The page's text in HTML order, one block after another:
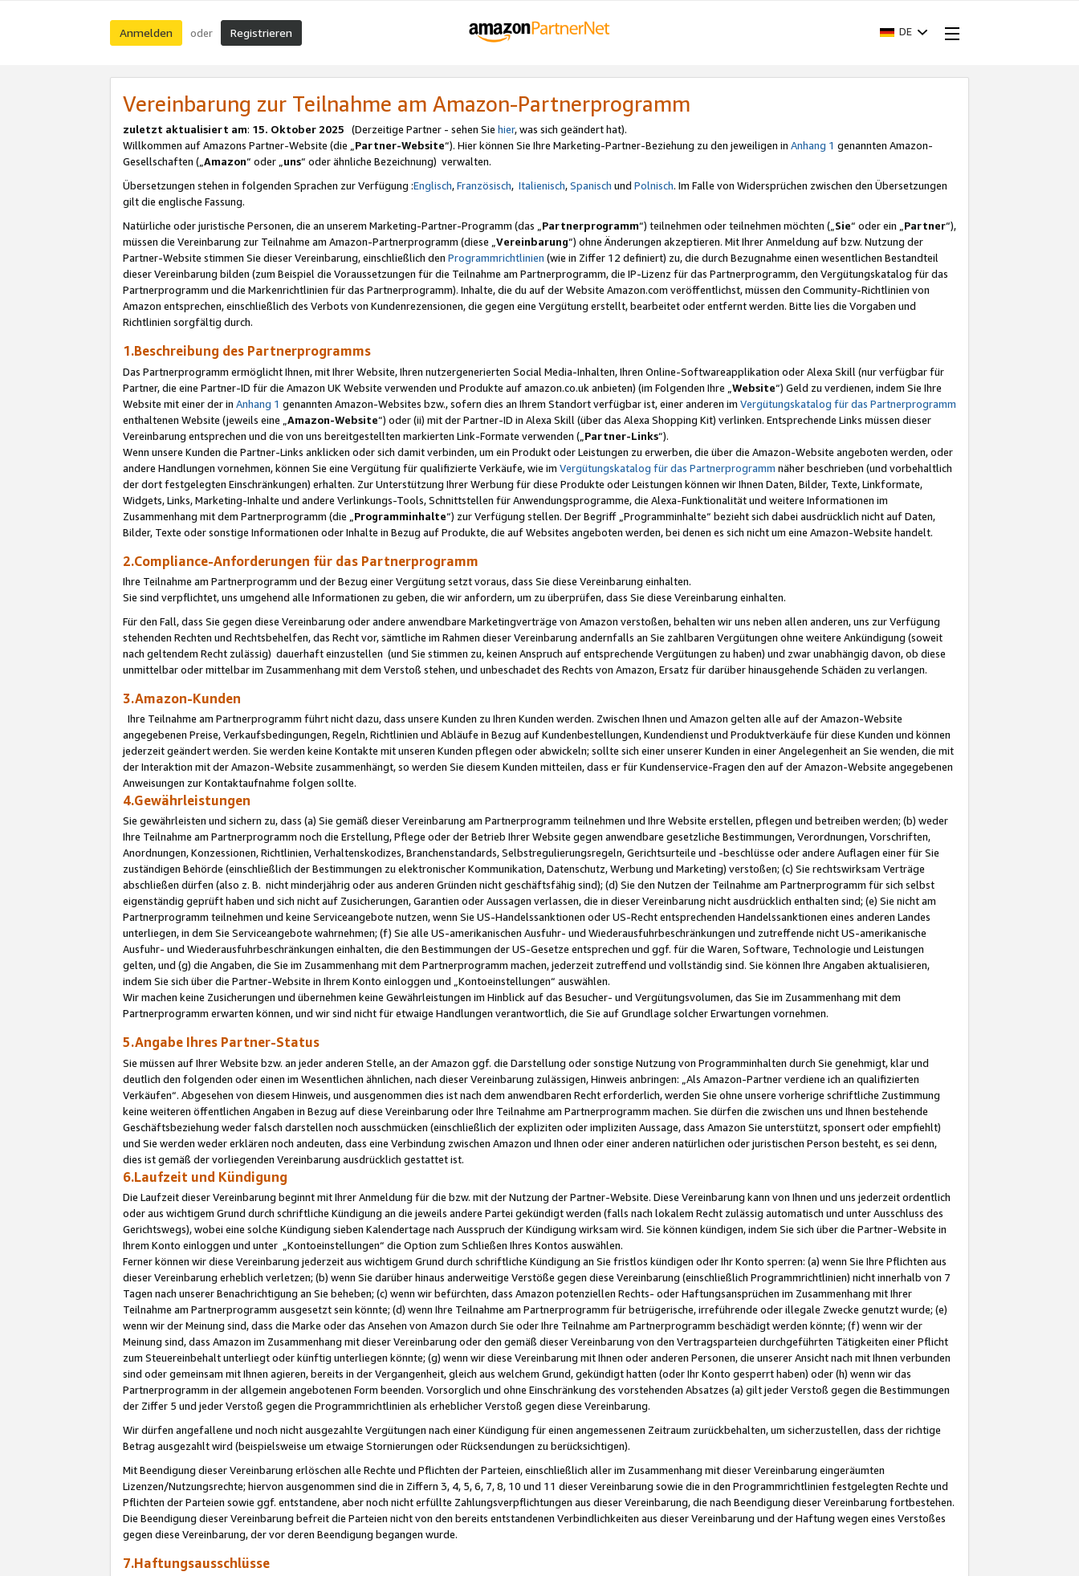
Anmelden oder Registrieren DE
Vereinbarung zur Teilnahme am Amazon-Partnerprogramm
zuletzt aktualisiert am: 15. Oktober 2025 (Derzeitige Partner - sehen Sie hier, was sich geändert hat).
Willkommen auf Amazons Partner-Website (die „Partner-Website“). Hier können Sie Ihre Marketing-Partner-Beziehung zu den jeweiligen in Anhang 1 genannten Amazon-
Gesellschaften („Amazon“ oder „uns“ oder ähnliche Bezeichnung) verwalten.
Übersetzungen stehen in folgenden Sprachen zur Verfügung :Englisch,Französisch, Italienisch,Spanisch und Polnisch. Im Falle von Widersprüchen zwischen den Übersetzungen
gilt die englische Fassung.
Natürliche oder juristische Personen, die an unserem Marketing-Partner-Programm (das „Partnerprogramm“) teilnehmen oder teilnehmen möchten („Sie“ oder ein „Partner“),
müssen die Vereinbarung zur Teilnahme am Amazon-Partnerprogramm (diese „Vereinbarung“) ohne Änderungen akzeptieren. Mit Ihrer Anmeldung auf bzw. Nutzung der
Partner-Website stimmen Sie dieser Vereinbarung, einschließlich den Programmrichtlinien (wie in Ziffer 12 definiert) zu, die durch Bezugnahme einen wesentlichen Bestandteil
dieser Vereinbarung bilden (zum Beispiel die Voraussetzungen für die Teilnahme am Partnerprogramm, die IP-Lizenz für das Partnerprogramm, den Vergütungskatalog für das
Partnerprogramm und die Markenrichtlinien für das Partnerprogramm). Inhalte, die du auf der Website Amazon.com veröffentlichst, müssen den Community-Richtlinien von
Amazon entsprechen, einschließlich des Verbots von Kundenrezensionen, die gegen eine Vergütung erstellt, bearbeitet oder entfernt werden. Bitte lies die Vorgaben und
Richtlinien sorgfältig durch.
1.Beschreibung des Partnerprogramms
Das Partnerprogramm ermöglicht Ihnen, mit Ihrer Website, Ihren nutzergenerierten Social Media-Inhalten, Ihren Online-Softwareapplikation oder Alexa Skill (nur verfügbar für
Partner, die eine Partner-ID für die Amazon UK Website verwenden und Produkte auf amazon.co.uk anbieten) (im Folgenden Ihre „ Website“) Geld zu verdienen, indem Sie Ihre
Website mit einer der in Anhang 1 genannten Amazon-Websites bzw., sofern dies an Ihrem Standort verfügbar ist, einer anderen im Vergütungskatalog für das Partnerprogramm
enthaltenen Website (jeweils eine „ Amazon-Website“) oder (ii) mit der Partner-ID in Alexa Skill (über das Alexa Shopping Kit) verlinken. Entsprechende Links müssen dieser
Vereinbarung entsprechen und die von uns bereitgestellten markierten Link-Formate verwenden („ Partner-Links“).
Wenn unsere Kunden die Partner-Links anklicken oder sich damit verbinden, um ein Produkt oder Leistungen zu erwerben, die über die Amazon-Website angeboten werden, oder
andere Handlungen vornehmen, können Sie eine Vergütung für qualifizierte Verkäufe, wie im Vergütungskatalog für das Partnerprogramm näher beschrieben (und vorbehaltlich
der dort festgelegten Einschränkungen) erhalten. Zur Unterstützung Ihrer Werbung für diese Produkte oder Leistungen können wir Ihnen Daten, Bilder, Texte, Linkformate,
Widgets, Links, Marketing-Inhalte und andere Verlinkungs-Tools, Schnittstellen für Anwendungsprogramme, die Alexa-Funktionalität und weitere Informationen im
Zusammenhang mit dem Partnerprogramm (die „ Programminhalte“) zur Verfügung stellen. Der Begriff „Programminhalte“ bezieht sich dabei ausdrücklich nicht auf Daten,
Bilder, Texte oder sonstige Informationen oder Inhalte in Bezug auf Produkte, die auf Websites angeboten werden, bei denen es sich nicht um eine Amazon-Website handelt.
2.Compliance-Anforderungen für das Partnerprogramm
Ihre Teilnahme am Partnerprogramm und der Bezug einer Vergütung setzt voraus, dass Sie diese Vereinbarung einhalten.
Sie sind verpflichtet, uns umgehend alle Informationen zu geben, die wir anfordern, um zu überprüfen, dass Sie diese Vereinbarung einhalten.
Für den Fall, dass Sie gegen diese Vereinbarung oder andere anwendbare Marketingverträge von Amazon verstoßen, behalten wir uns neben allen anderen, uns zur Verfügung
stehenden Rechten und Rechtsbehelfen, das Recht vor, sämtliche im Rahmen dieser Vereinbarung andernfalls an Sie zahlbaren Vergütungen ohne weitere Ankündigung (soweit
nach geltendem Recht zulässig) dauerhaft einzustellen (und Sie stimmen zu, keinen Anspruch auf entsprechende Vergütungen zu haben) und zwar unabhängig davon, ob diese
unmittelbar oder mittelbar im Zusammenhang mit dem Verstoß stehen, und unbeschadet des Rechts von Amazon, Ersatz für darüber hinausgehende Schäden zu verlangen.
3.Amazon-Kunden
Ihre Teilnahme am Partnerprogramm führt nicht dazu, dass unsere Kunden zu Ihren Kunden werden. Zwischen Ihnen und Amazon gelten alle auf der Amazon-Website
angegebenen Preise, Verkaufsbedingungen, Regeln, Richtlinien und Abläufe in Bezug auf Kundenbestellungen, Kundendienst und Produktverkäufe für diese Kunden und können
jederzeit geändert werden. Sie werden keine Kontakte mit unseren Kunden pflegen oder abwickeln; sollte sich einer unserer Kunden in einer Angelegenheit an Sie wenden, die mit
der Interaktion mit der Amazon-Website zusammenhängt, so werden Sie diesem Kunden mitteilen, dass er für Kundenservice-Fragen den auf der Amazon-Website angegebenen
Anweisungen zur Kontaktaufnahme folgen sollte.
4.Gewährleistungen
Sie gewährleisten und sichern zu, dass (a) Sie gemäß dieser Vereinbarung am Partnerprogramm teilnehmen und Ihre Website erstellen, pflegen und betreiben werden; (b) weder
Ihre Teilnahme am Partnerprogramm noch die Erstellung, Pflege oder der Betrieb Ihrer Website gegen anwendbare gesetzliche Bestimmungen, Verordnungen, Vorschriften,
Anordnungen, Konzessionen, Richtlinien, Verhaltenskodizes, Branchenstandards, Selbstregulierungsregeln, Gerichtsurteile und -beschlüsse oder andere Auflagen einer für Sie
zuständigen Behörde (einschließlich der Bestimmungen zu elektronischer Kommunikation, Datenschutz, Werbung und Marketing) verstoßen; (c) Sie rechtswirksam Verträge
abschließen dürfen (also z. B. nicht minderjährig oder aus anderen Gründen nicht geschäftsfähig sind); (d) Sie den Nutzen der Teilnahme am Partnerprogramm für sich selbst
eigenständig geprüft haben und sich nicht auf Zusicherungen, Garantien oder Aussagen verlassen, die in dieser Vereinbarung nicht ausdrücklich enthalten sind; (e) Sie nicht am
Partnerprogramm teilnehmen und keine Serviceangebote nutzen, wenn Sie US-Handelssanktionen oder US-Recht entsprechenden Handelssanktionen eines anderen Landes
unterliegen, in dem Sie Serviceangebote wahrnehmen; (f) Sie alle US-amerikanischen Ausfuhr- und Wiederausfuhrbeschränkungen und zutreffende nicht US-amerikanische
Ausfuhr- und Wiederausfuhrbeschränkungen einhalten, die den Bestimmungen der US-Gesetze entsprechen und ggf. für die Waren, Software, Technologie und Leistungen
gelten, und (g) die Angaben, die Sie im Zusammenhang mit dem Partnerprogramm machen, jederzeit zutreffend und vollständig sind. Sie können Ihre Angaben aktualisieren,
indem Sie sich über die Partner-Website in Ihrem Konto einloggen und „Kontoeinstellungen“ auswählen.
Wir machen keine Zusicherungen und übernehmen keine Gewährleistungen im Hinblick auf das Besucher- und Vergütungsvolumen, das Sie im Zusammenhang mit dem
Partnerprogramm erwarten können, und wir sind nicht für etwaige Handlungen verantwortlich, die Sie auf Grundlage solcher Erwartungen vornehmen.
5.Angabe Ihres Partner-Status
Sie müssen auf Ihrer Website bzw. an jeder anderen Stelle, an der Amazon ggf. die Darstellung oder sonstige Nutzung von Programminhalten durch Sie genehmigt, klar und
deutlich den folgenden oder einen im Wesentlichen ähnlichen, nach dieser Vereinbarung zulässigen, Hinweis anbringen: „Als Amazon-Partner verdiene ich an qualifizierten
Verkäufen“. Abgesehen von diesem Hinweis, und ausgenommen dies ist nach dem anwendbaren Recht erforderlich, werden Sie ohne unsere vorherige schriftliche Zustimmung
keine weiteren öffentlichen Angaben in Bezug auf diese Vereinbarung oder Ihre Teilnahme am Partnerprogramm machen. Sie dürfen die zwischen uns und Ihnen bestehende
Geschäftsbeziehung weder falsch darstellen noch ausschmücken (einschließlich der expliziten oder impliziten Aussage, dass Amazon Sie unterstützt, sponsert oder empfiehlt)
und Sie werden weder erklären noch andeuten, dass eine Verbindung zwischen Amazon und Ihnen oder einer anderen natürlichen oder juristischen Person besteht, es sei denn,
dies ist gemäß der vorliegenden Vereinbarung ausdrücklich gestattet ist.
6.Laufzeit und Kündigung
Die Laufzeit dieser Vereinbarung beginnt mit Ihrer Anmeldung für die bzw. mit der Nutzung der Partner-Website. Diese Vereinbarung kann von Ihnen und uns jederzeit ordentlich
oder aus wichtigem Grund durch schriftliche Kündigung an die jeweils andere Partei gekündigt werden (falls nach lokalem Recht zulässig automatisch und unter Ausschluss des
Gerichtswegs), wobei eine solche Kündigung sieben Kalendertage nach Ausspruch der Kündigung wirksam wird. Sie können kündigen, indem Sie sich über die Partner-Website in
Ihrem Konto einloggen und unter „Kontoeinstellungen“ die Option zum Schließen Ihres Kontos auswählen.
Ferner können wir diese Vereinbarung jederzeit aus wichtigem Grund durch schriftliche Kündigung an Sie fristlos kündigen oder Ihr Konto sperren: (a) wenn Sie Ihre Pflichten aus
dieser Vereinbarung erheblich verletzen; (b) wenn Sie darüber hinaus anderweitige Verstöße gegen diese Vereinbarung (einschließlich Programmrichtlinien) nicht innerhalb von 7
Tagen nach unserer Benachrichtigung an Sie beheben; (c) wenn wir befürchten, dass Amazon potenziellen Rechts- oder Haftungsansprüchen im Zusammenhang mit Ihrer
Teilnahme am Partnerprogramm ausgesetzt sein könnte; (d) wenn Ihre Teilnahme am Partnerprogramm für betrügerische, irreführende oder illegale Zwecke genutzt wurde; (e)
wenn wir der Meinung sind, dass die Marke oder das Ansehen von Amazon durch Sie oder Ihre Teilnahme am Partnerprogramm beschädigt werden könnte; (f) wenn wir der
Meinung sind, dass Amazon im Zusammenhang mit dieser Vereinbarung oder den gemäß dieser Vereinbarung von den Vertragsparteien durchgeführten Tätigkeiten einer Pflicht
zum Steuereinbehalt unterliegt oder künftig unterliegen könnte; (g) wenn wir diese Vereinbarung mit Ihnen oder anderen Personen, die unserer Ansicht nach mit Ihnen verbunden
sind oder gemeinsam mit Ihnen agieren, bereits in der Vergangenheit, gleich aus welchem Grund, gekündigt hatten (oder Ihr Konto gesperrt haben) oder (h) wenn wir das
Partnerprogramm in der allgemein angebotenen Form beenden. Vorsorglich und ohne Einschränkung des vorstehenden Absatzes (a) gilt jeder Verstoß gegen die Bestimmungen
der Ziffer 5 und jeder Verstoß gegen die Programmrichtlinien als erheblicher Verstoß gegen diese Vereinbarung.
Wir dürfen angefallene und noch nicht ausgezahlte Vergütungen nach einer Kündigung für einen angemessenen Zeitraum zurückbehalten, um sicherzustellen, dass der richtige
Betrag ausgezahlt wird (beispielsweise um etwaige Stornierungen oder Rücksendungen zu berücksichtigen).
Mit Beendigung dieser Vereinbarung erlöschen alle Rechte und Pflichten der Parteien, einschließlich aller im Zusammenhang mit dieser Vereinbarung eingeräumten
Lizenzen/Nutzungsrechte; hiervon ausgenommen sind die in Ziffern 3, 4, 5, 6, 7, 8, 10 und 11 dieser Vereinbarung sowie die in den Programmrichtlinien festgelegten Rechte und
Pflichten der Parteien sowie ggf. entstandene, aber noch nicht erfüllte Zahlungsverpflichtungen aus dieser Vereinbarung, die nach Beendigung dieser Vereinbarung fortbestehen.
Die Beendigung dieser Vereinbarung befreit die Parteien nicht von den bereits entstandenen Verbindlichkeiten aus dieser Vereinbarung und der Haftung wegen eines Verstoßes
gegen diese Vereinbarung, der vor deren Beendigung begangen wurde.
7.Haftungsausschlüsse